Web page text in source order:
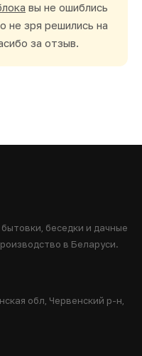
вы не ошиблись
не зря решились на
за отзыв.
беседки и дачные
в Беларуси.
обл, Червенский р-н,